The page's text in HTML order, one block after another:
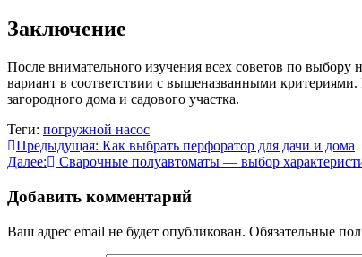
Заключение
После внимательного изучения всех советов по
вариант в соответствии с вышеназванными
загородного дома и садового участка.
Теги: погружной насос
Навигация
по
записям
Предыдущая: Как выбрать перфоратор для дачи и дома
Далее:
Сварочные полуавтоматы — выбор
Добавить комментарий
Ваш адрес email не будет опубликован. Обязательные